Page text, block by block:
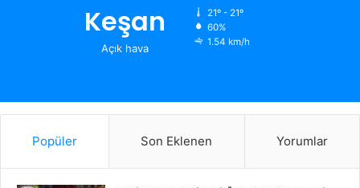
Keşan
Açık hava
21º - 21º
60%
1.54 km/h
Popüler Son Eklenen Yorumlar